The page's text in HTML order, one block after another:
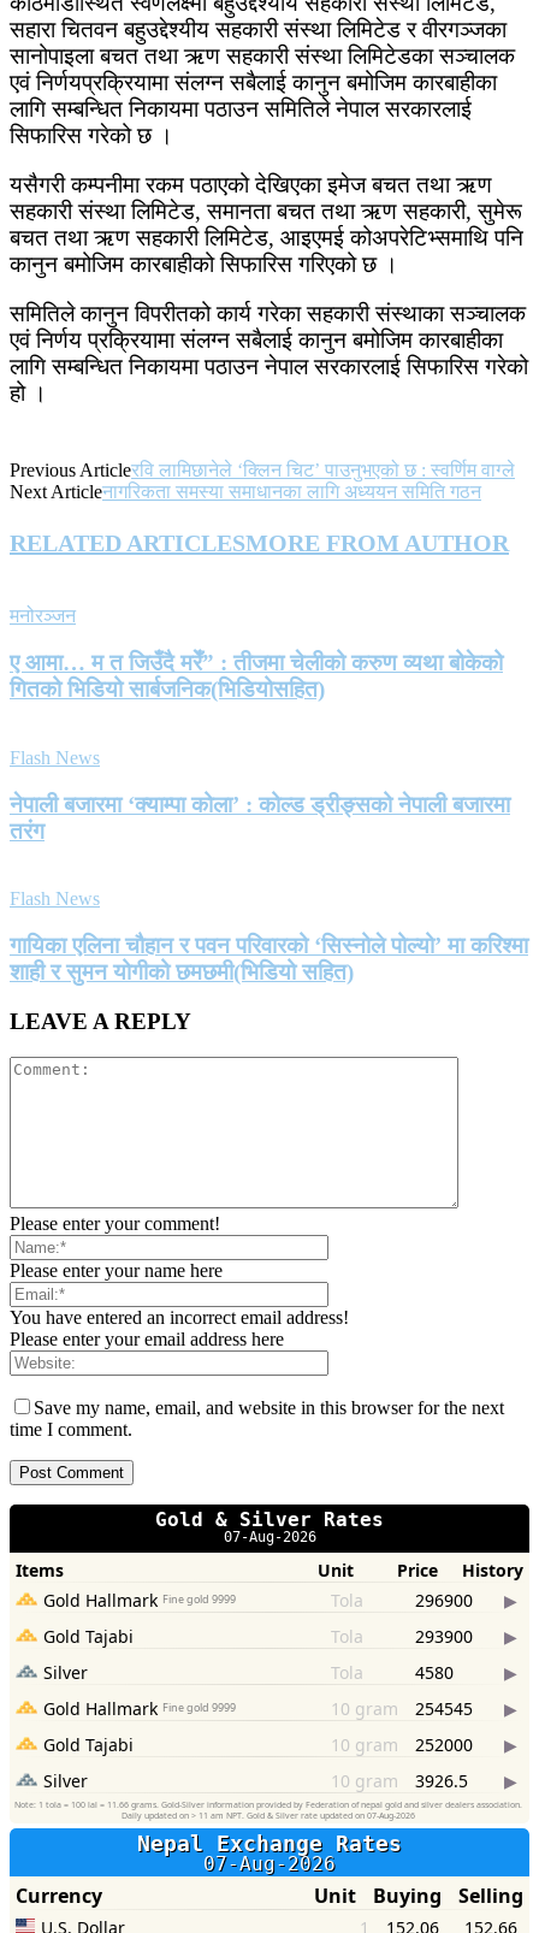
सहारा चितवन बहुउद्देश्यीय सहकारी संस्था लिमिटेड र वीरगञ्जका
सानोपाइला बचत तथा ऋण सहकारी संस्था लिमिटेडका सञ्चालक
एवं निर्णयप्रक्रियामा संलग्न सबैलाई कानुन बमोजिम कारबाहीका
लागि सम्बन्धित निकायमा पठाउन समितिले नेपाल सरकारलाई
सिफारिस गरेको छ ।
यसैगरी कम्पनीमा रकम पठाएको देखिएका इमेज बचत तथा ऋण
सहकारी संस्था लिमिटेड, समानता बचत तथा ऋण सहकारी, सुमेरू
बचत तथा ऋण सहकारी लिमिटेड, आइएमई कोअपरेटिभ्समाथि पनि
कानुन बमोजिम कारबाहीको सिफारिस गरिएको छ ।
समितिले कानुन विपरीतको कार्य गरेका सहकारी संस्थाका सञ्चालक
एवं निर्णय प्रक्रियामा संलग्न सबैलाई कानुन बमोजिम कारबाहीका
लागि सम्बन्धित निकायमा पठाउन नेपाल सरकारलाई सिफारिस गरेको
हो ।
Previous Articleरवि लामिछानेले ‘क्लिन चिट’ पाउनुभएको छ : स्वर्णिम वाग्ले
Next Articleनागरिकता समस्या समाधानका लागि अध्ययन समिति गठन
RELATED ARTICLESMORE FROM AUTHOR
मनोरञ्जन
ए आमा… म त जिउँदै मरेँ” : तीजमा चेलीको करुण व्यथा बोकेको
गितको भिडियो सार्बजनिक(भिडियोसहित)
Flash News
नेपाली बजारमा ‘क्याम्पा कोला’ : कोल्ड ड्रीङ्सको नेपाली बजारमा
तरंग
Flash News
गायिका एलिना चौहान र पवन परिवारको ‘सिस्नोले पोल्यो’ मा करिश्मा
शाही र सुमन योगीको छमछमी(भिडियो सहित)
LEAVE A REPLY
Please enter your comment!
Please enter your name here
You have entered an incorrect email address!
Please enter your email address here
Save my name, email, and website in this browser for the next
time I comment.